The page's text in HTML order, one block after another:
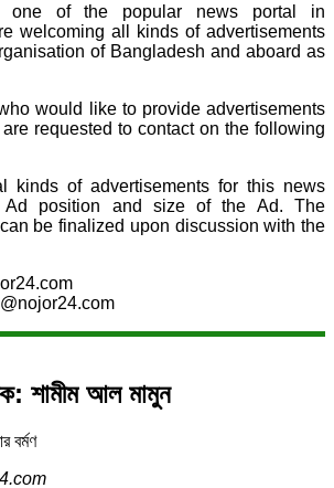
one of the popular news portal in
welcoming all kinds of advertisements
of Bangladesh and aboard as
would like to provide advertisements
requested to contact on the following
kinds of advertisements for this news
Ad position and size of the Ad. The
be finalized upon discussion with the
শামীম আল মামুন
বর্মণ